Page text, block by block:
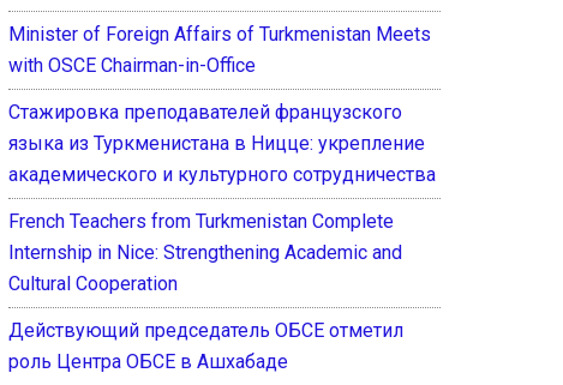
Minister of Foreign Affairs of Turkmenistan Meets
with OSCE Chairman-in-Office
Стажировка преподавателей французского
языка из Туркменистана в Ницце: укрепление
академического и культурного сотрудничества
French Teachers from Turkmenistan Complete
Internship in Nice: Strengthening Academic and
Cultural Cooperation
Действующий председатель ОБСЕ отметил
роль Центра ОБСЕ в Ашхабаде